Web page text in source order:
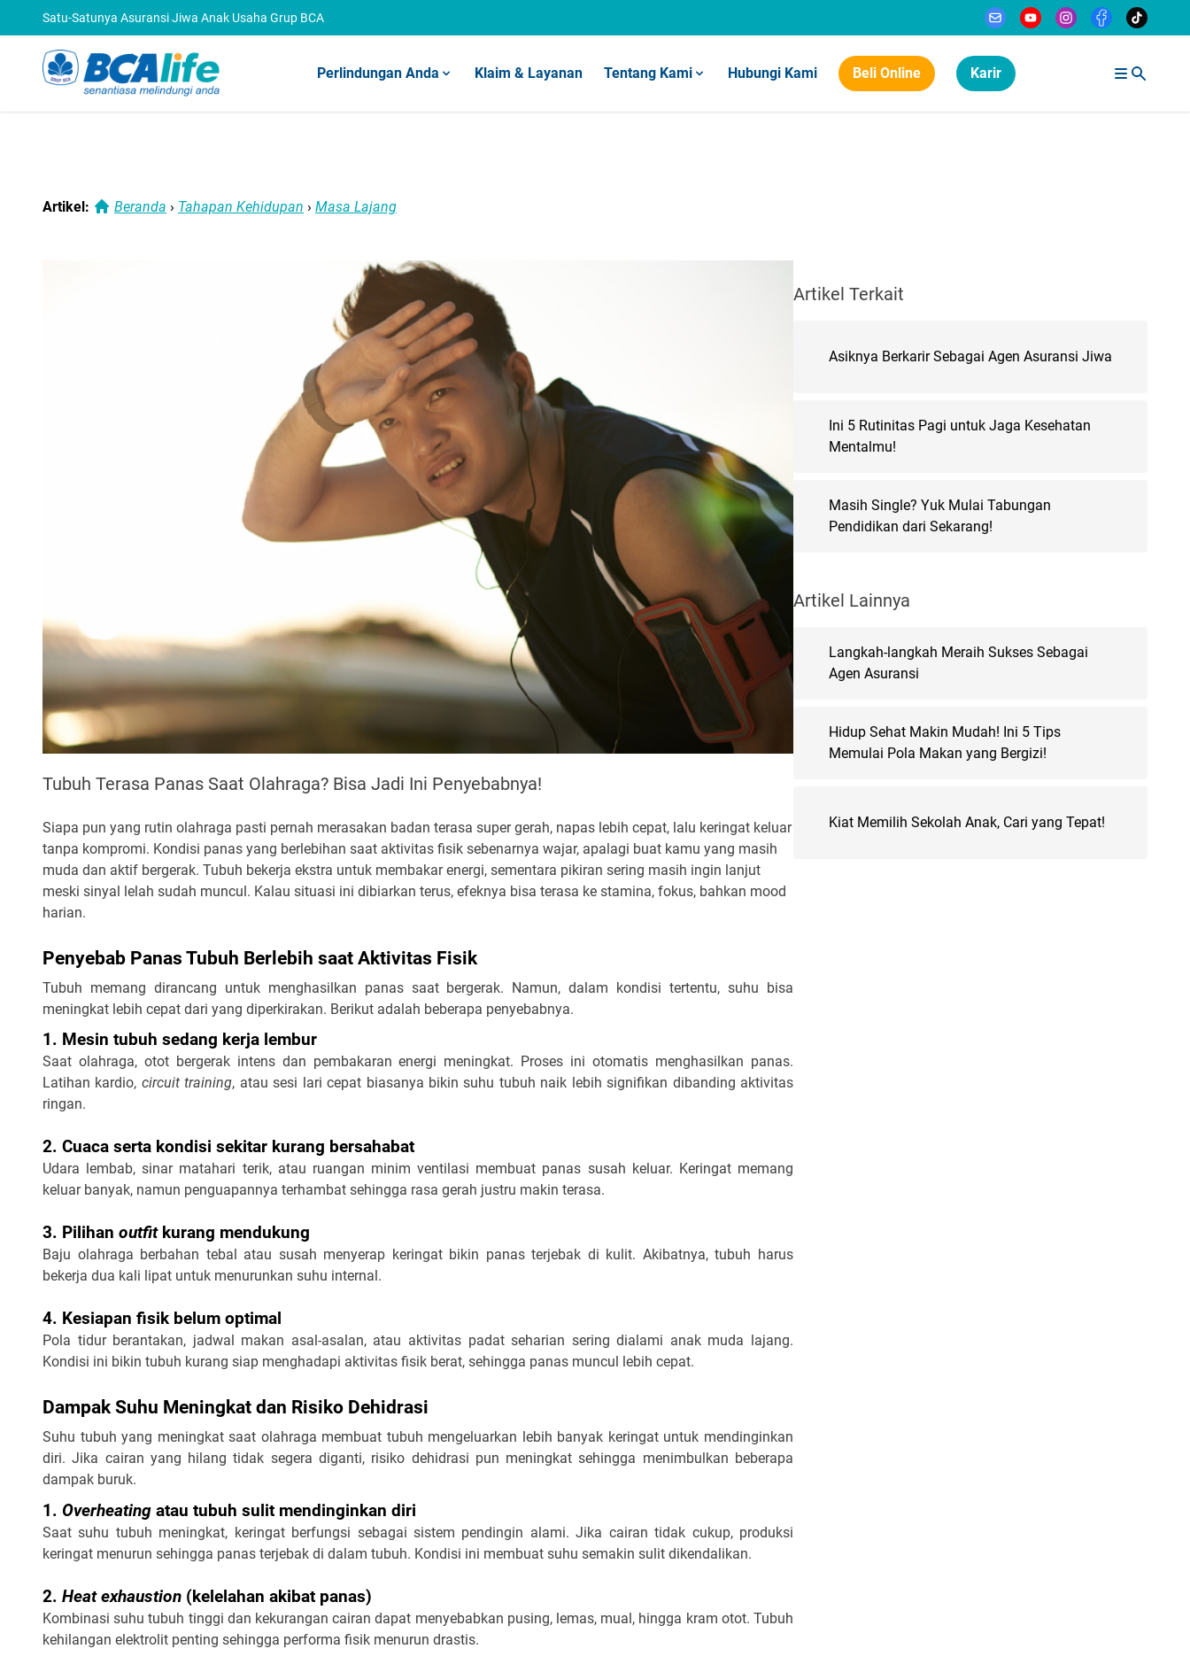
Satu-Satunya Asuransi Jiwa Anak Usaha Grup BCA
Perlindungan Anda Klaim & Layanan Tentang Kami Hubungi Kami Beli Online Karir
Artikel: Beranda › Tahapan Kehidupan › Masa Lajang
Tubuh Terasa Panas Saat Olahraga? Bisa Jadi Ini Penyebabnya!
Siapa pun yang rutin olahraga pasti pernah merasakan badan terasa super gerah, napas lebih cepat, lalu keringat keluar
tanpa kompromi. Kondisi panas yang berlebihan saat aktivitas fisik sebenarnya wajar, apalagi buat kamu yang masih
muda dan aktif bergerak. Tubuh bekerja ekstra untuk membakar energi, sementara pikiran sering masih ingin lanjut
meski sinyal lelah sudah muncul. Kalau situasi ini dibiarkan terus, efeknya bisa terasa ke stamina, fokus, bahkan mood
harian.
Penyebab Panas Tubuh Berlebih saat Aktivitas Fisik
Tubuh memang dirancang untuk menghasilkan panas saat bergerak. Namun, dalam kondisi tertentu, suhu bisa
meningkat lebih cepat dari yang diperkirakan. Berikut adalah beberapa penyebabnya.
1. Mesin tubuh sedang kerja lembur
Saat olahraga, otot bergerak intens dan pembakaran energi meningkat. Proses ini otomatis menghasilkan panas.
Latihan kardio, circuit training, atau sesi lari cepat biasanya bikin suhu tubuh naik lebih signifikan dibanding aktivitas
ringan.
2. Cuaca serta kondisi sekitar kurang bersahabat
Udara lembab, sinar matahari terik, atau ruangan minim ventilasi membuat panas susah keluar. Keringat memang
keluar banyak, namun penguapannya terhambat sehingga rasa gerah justru makin terasa.
3. Pilihan outfit kurang mendukung
Baju olahraga berbahan tebal atau susah menyerap keringat bikin panas terjebak di kulit. Akibatnya, tubuh harus
bekerja dua kali lipat untuk menurunkan suhu internal.
4. Kesiapan fisik belum optimal
Pola tidur berantakan, jadwal makan asal-asalan, atau aktivitas padat seharian sering dialami anak muda lajang.
Kondisi ini bikin tubuh kurang siap menghadapi aktivitas fisik berat, sehingga panas muncul lebih cepat.
Dampak Suhu Meningkat dan Risiko Dehidrasi
Suhu tubuh yang meningkat saat olahraga membuat tubuh mengeluarkan lebih banyak keringat untuk mendinginkan
diri. Jika cairan yang hilang tidak segera diganti, risiko dehidrasi pun meningkat sehingga menimbulkan beberapa
dampak buruk.
1. Overheating atau tubuh sulit mendinginkan diri
Saat suhu tubuh meningkat, keringat berfungsi sebagai sistem pendingin alami. Jika cairan tidak cukup, produksi
keringat menurun sehingga panas terjebak di dalam tubuh. Kondisi ini membuat suhu semakin sulit dikendalikan.
2. Heat exhaustion (kelelahan akibat panas)
Kombinasi suhu tubuh tinggi dan kekurangan cairan dapat menyebabkan pusing, lemas, mual, hingga kram otot. Tubuh
kehilangan elektrolit penting sehingga performa fisik menurun drastis.
Artikel Terkait
Asiknya Berkarir Sebagai Agen Asuransi Jiwa
Ini 5 Rutinitas Pagi untuk Jaga Kesehatan
Mentalmu!
Masih Single? Yuk Mulai Tabungan
Pendidikan dari Sekarang!
Artikel Lainnya
Langkah-langkah Meraih Sukses Sebagai
Agen Asuransi
Hidup Sehat Makin Mudah! Ini 5 Tips
Memulai Pola Makan yang Bergizi!
Kiat Memilih Sekolah Anak, Cari yang Tepat!